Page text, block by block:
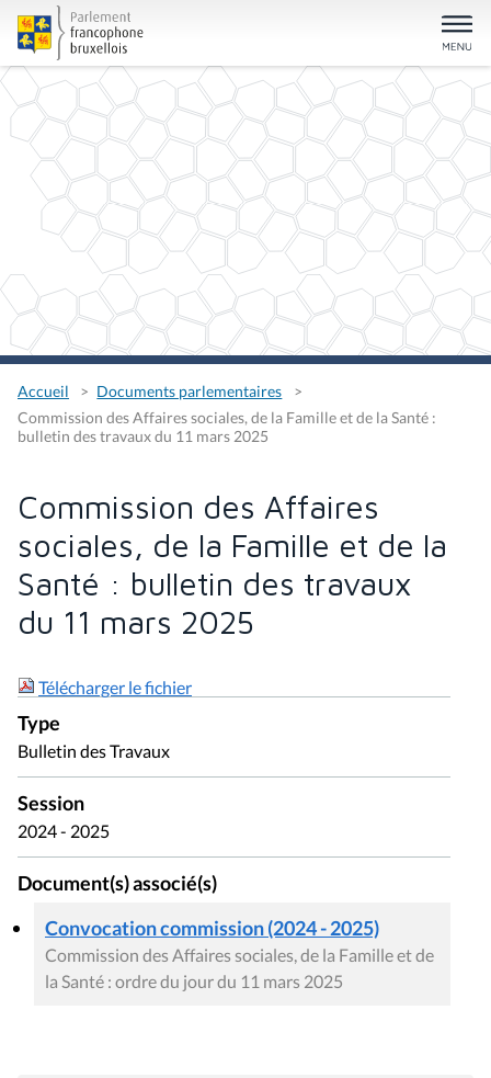
Accueil
Documents parlementaires
Commission des Affaires sociales, de la Famille et de la Santé :
bulletin des travaux du 11 mars 2025
Commission des Affaires
sociales, de la Famille et de la
Santé : bulletin des travaux
du 11 mars 2025
Télécharger le fichier
Type
Bulletin des Travaux
Session
2024 - 2025
Document(s) associé(s)
Convocation commission (2024 - 2025)
Commission des Affaires sociales, de la Famille et de
la Santé : ordre du jour du 11 mars 2025